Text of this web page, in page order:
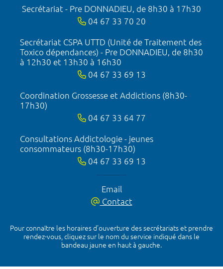
Secrétariat - Pre DONNADIEU, de 8h30 à 17h30
04 67 33 70 20
Secrétariat CSPA UTTD (Unité de Traitement des
Toxico dépendances) - Pre DONNADIEU, de 8h30
à 12h30 et 13h30 à 16h30
04 67 33 69 13
Coordination Grossesse et Addictions (8h30-
17h30)
04 67 33 64 77
Consultations Addictologie - jeunes
consommateurs (8h30-17h30)
04 67 33 69 13
Email
Contact
Pour connaître les horaires d’ouverture des secrétariats et prendre
rendez-vous, cliquez sur le nom du service indiqué dans le
bandeau jaune en haut à gauche.